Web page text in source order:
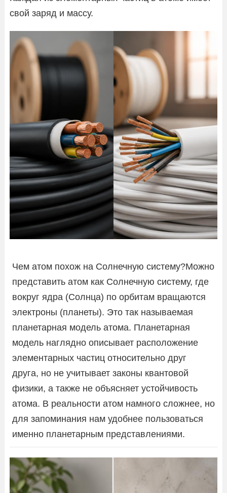
свой заряд и массу.
Чем атом похож на Солнечную систему?Можно
представить атом как Солнечную систему, где
вокруг ядра (Солнца) по орбитам вращаются
электроны (планеты). Это так называемая
планетарная модель атома. Планетарная
модель наглядно описывает расположение
элементарных частиц относительно друг
друга, но не учитывает законы квантовой
физики, а также не объясняет устойчивость
атома. В реальности атом намного сложнее, но
для запоминания нам удобнее пользоваться
именно планетарным представлениями.